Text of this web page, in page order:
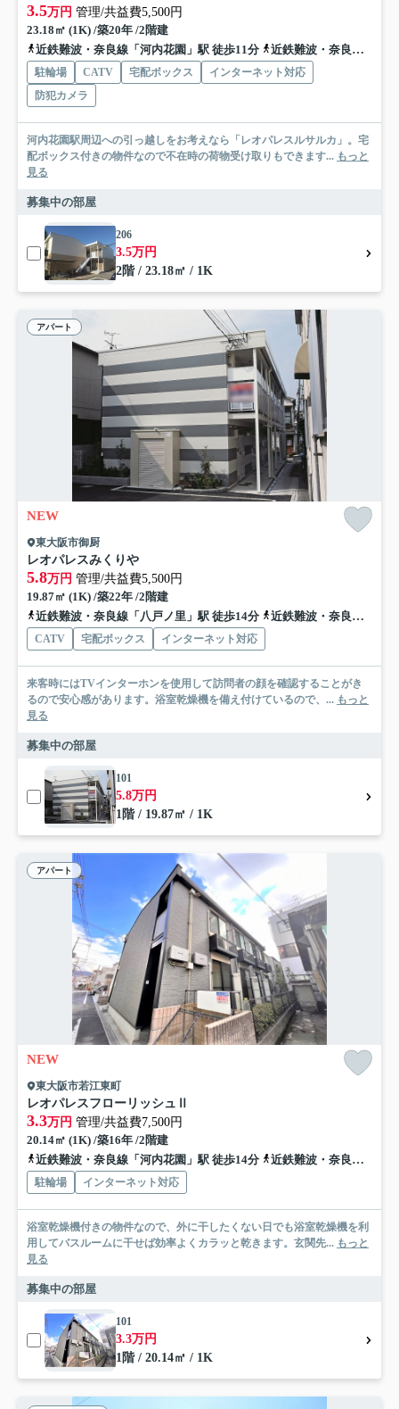
3.5万円 管理/共益費5,500円
23.18㎡ (1K) /築20年 /2階建
近鉄難波・奈良線「河内花園」駅 徒歩11分
近鉄難波・奈良線「若江岩田」駅 徒歩22分
駐輪場 CATV 宅配ボックス
インターネット対応
防犯カメラ
河内花園駅周辺への引っ越しをお考えなら「レオパレスルサルカ」。宅
配ボックス付きの物件なので不在時の荷物受け取りもできます... もっと
見る
募集中の部屋
206
3.5万円
2階 / 23.18㎡ / 1K
アパート
NEW
東大阪市御厨
レオパレスみくりや
5.8万円 管理/共益費5,500円
19.87㎡ (1K) /築22年 /2階建
近鉄難波・奈良線「八戸ノ里」駅 徒歩14分
近鉄難波・奈良線「河内小阪」駅 徒歩15分
CATV 宅配ボックス インターネット対応
来客時にはTVインターホンを使用して訪問者の顔を確認することがき
るので安心感があります。浴室乾燥機を備え付けているので、... もっと
見る
募集中の部屋
101
5.8万円
1階 / 19.87㎡ / 1K
アパート
NEW
東大阪市若江東町
レオパレスフローリッシュⅡ
3.3万円 管理/共益費7,500円
20.14㎡ (1K) /築16年 /2階建
近鉄難波・奈良線「河内花園」駅 徒歩14分
近鉄難波・奈良線「若江岩田」駅 徒歩14分
駐輪場 インターネット対応
浴室乾燥機付きの物件なので、外に干したくない日でも浴室乾燥機を利
用してバスルームに干せば効率よくカラッと乾きます。玄関先... もっと
見る
募集中の部屋
101
3.3万円
1階 / 20.14㎡ / 1K